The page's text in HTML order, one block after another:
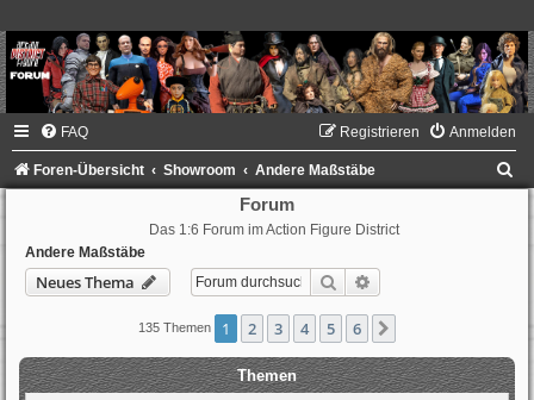
FAQ Anmelden
Registrieren
Foren-Übersicht Showroom Andere Maßstäbe
Forum
Das 1:6 Forum im Action Figure District
Andere Maßstäbe
Neues Thema Suche
135 Themen 1 2 3 4 5 6
Themen